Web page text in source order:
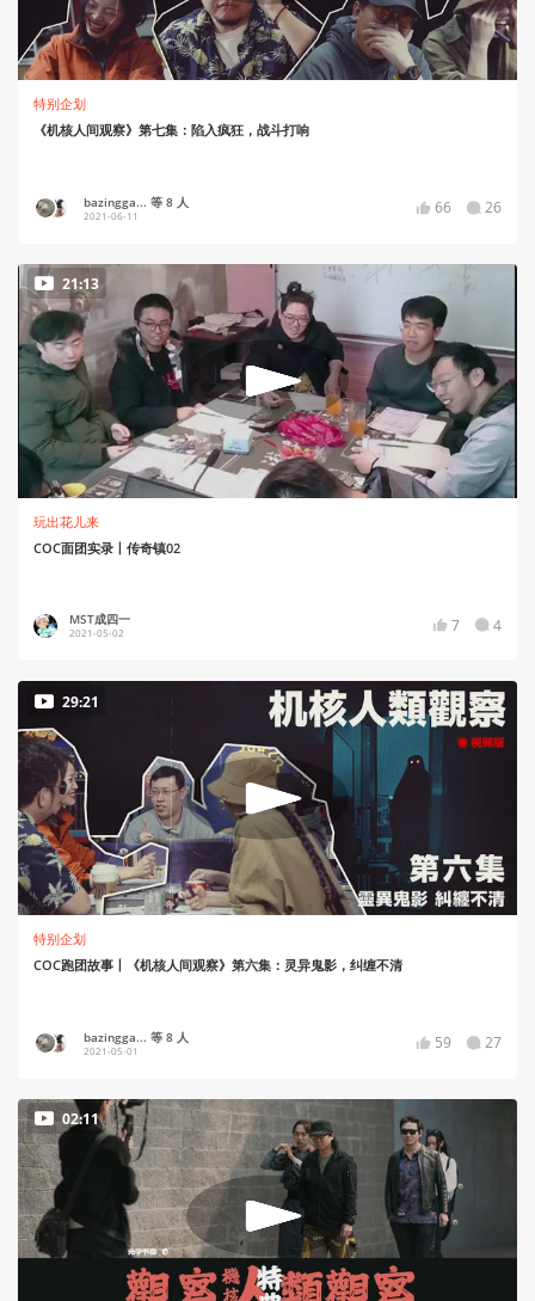
特别企划
《机核人间观察》第七集：陷入疯狂，战斗打响
bazingga... 等 8 人
2021-06-11 66 26
21:13
玩出花儿来
COC面团实录丨传奇镇02
MST成四一
2021-05-02 7 4
29:21
特别企划
COC跑团故事丨《机核人间观察》第六集：灵异鬼影，纠缠不清
bazingga... 等 8 人
2021-05-01 59 27
02:11